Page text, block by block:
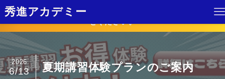
2025年1学期！ 体験受付しています。各校舎までお問い合わ
秀進アカデミー
夏期講習体験プランのご案内
2026
6/13